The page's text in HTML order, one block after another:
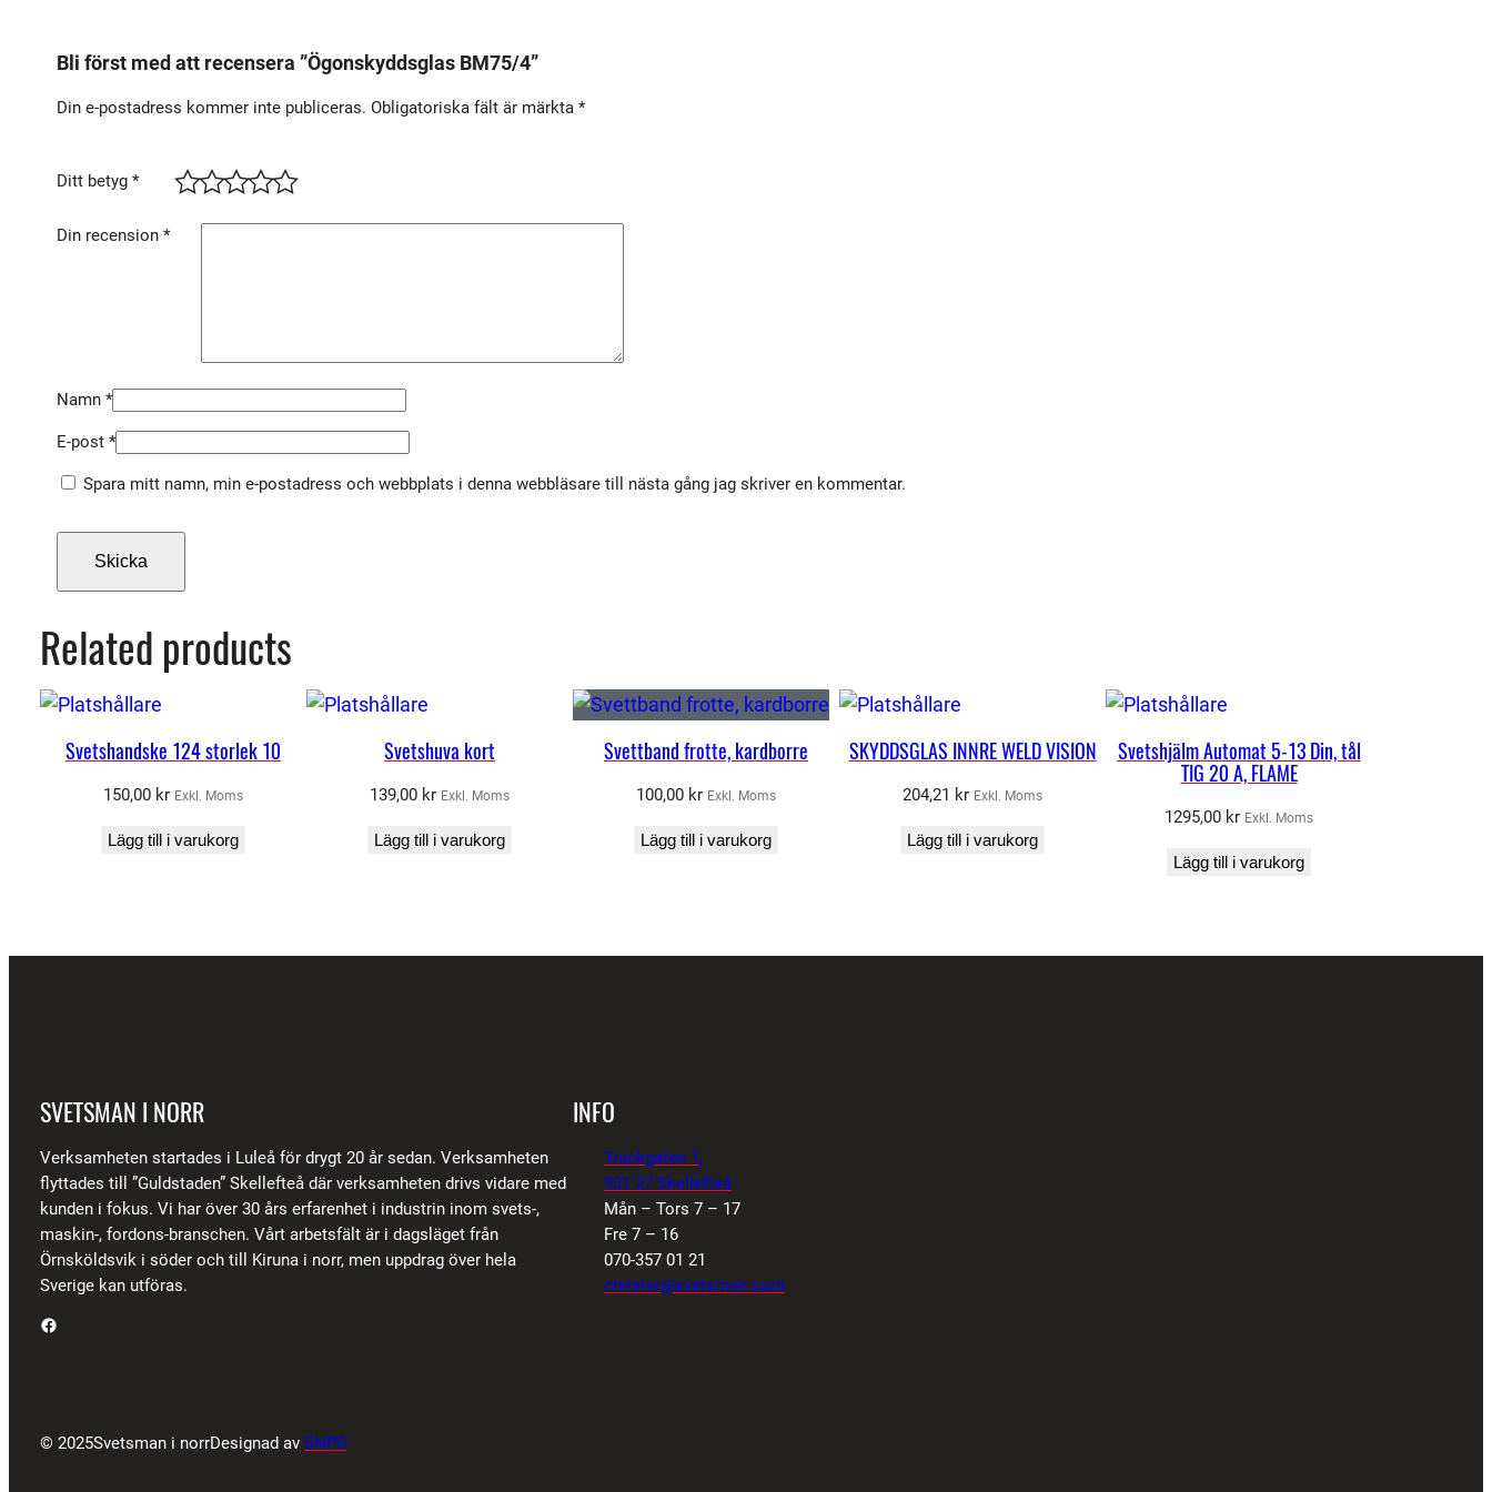
d
Bli först med att recensera ”Ögonskyddsglas BM75/4”
Din e-postadress kommer inte publiceras. Obligatoriska fält är märkta *
Ditt betyg *
Din recension *
Namn *
E-post *
Spara mitt namn, min e-postadress och webbplats i denna webbläsare till nästa gång jag skriver en kommentar.
Related products
Svetshandske 124 storlek 10
150,00 kr Exkl. Moms
Lägg till i varukorg
Svetshuva kort
139,00 kr Exkl. Moms
Lägg till i varukorg
Svettband frotte, kardborre
100,00 kr Exkl. Moms
Lägg till i varukorg
SKYDDSGLAS INNRE WELD VISION
204,21 kr Exkl. Moms
Lägg till i varukorg
Svetshjälm Automat 5-13 Din, tål
TIG 20 A, FLAME
1295,00 kr Exkl. Moms
Lägg till i varukorg
SVETSMAN I NORR
Verksamheten startades i Luleå för drygt 20 år sedan. Verksamheten
flyttades till ”Guldstaden” Skellefteå där verksamheten drivs vidare med
kunden i fokus. Vi har över 30 års erfarenhet i industrin inom svets-,
maskin-, fordons-branschen. Vårt arbetsfält är i dagsläget från
Örnsköldsvik i söder och till Kiruna i norr, men uppdrag över hela
Sverige kan utföras.
Facebook
INFO
Truckgatan 1,
931 27 Skellefteå
Mån – Tors 7 – 17
Fre 7 – 16
070-357 01 21
christer@svetsman.com
© 2025Svetsman i norrDesignad av SNPS